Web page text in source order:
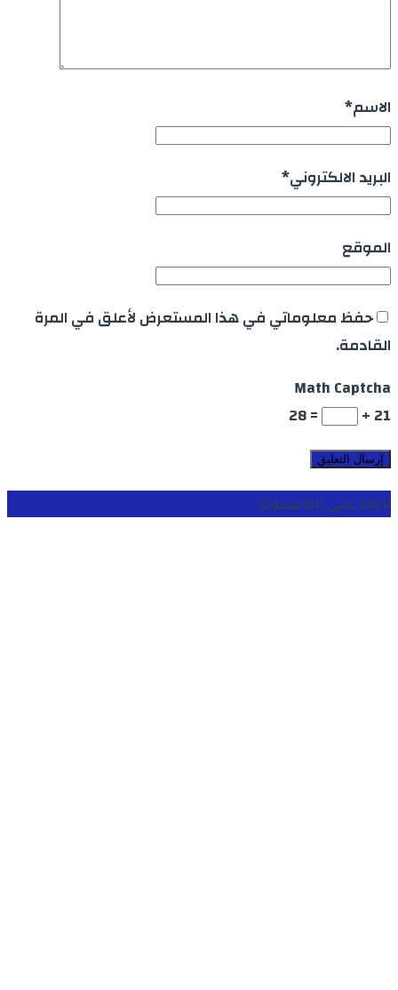
الاسم*
البريد الالكتروني*
الموقع
حفظ معلوماتي في هذا المستعرض لأعلق في المرة
القادمة.
Math Captcha
21 +
= 28
تابعنا على الفايسبوك